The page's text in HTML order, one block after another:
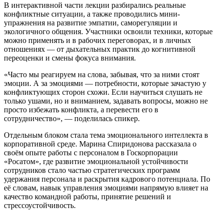
В интерактивной части лекции разбирались реальные
конфликтные ситуации, а также проводились мини-
упражнения на развитие эмпатии, саморегуляции и
экологичного общения. Участники освоили техники, которые
можно применять и в рабочих переговорах, и в личных
отношениях — от дыхательных практик до когнитивной
переоценки и смены фокуса внимания.
«Часто мы реагируем на слова, забывая, что за ними стоят
эмоции. А за эмоциями — потребности, которые зачастую у
конфликтующих сторон схожи. Если научиться слушать не
только ушами, но и вниманием, задавать вопросы, можно не
просто избежать конфликта, а перевести его в
сотрудничество», — поделилась спикер.
Отдельным блоком стала тема эмоционального интеллекта в
корпоративной среде. Марина Спиридонова рассказала о
своём опыте работы с персоналом в Госкорпорации
«Росатом», где развитие эмоциональной устойчивости
сотрудников стало частью стратегических программ
удержания персонала и раскрытия кадрового потенциала. По
её словам, навык управления эмоциями напрямую влияет на
качество командной работы, принятие решений и
стрессоустойчивость.